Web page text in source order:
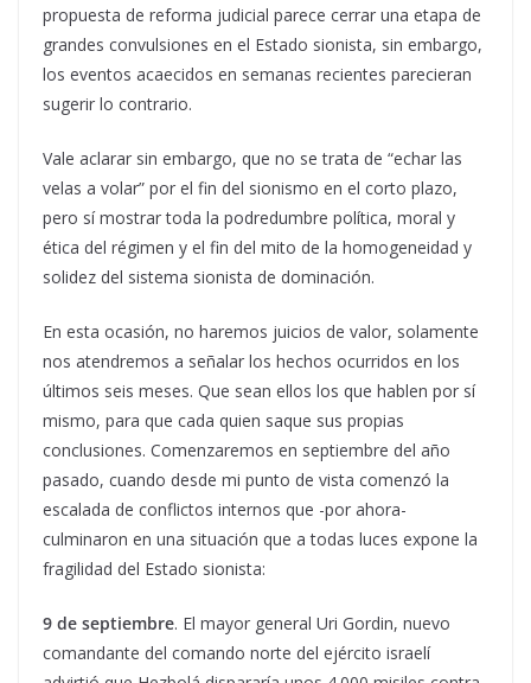
propuesta de reforma judicial parece cerrar una etapa de
grandes convulsiones en el Estado sionista, sin embargo,
los eventos acaecidos en semanas recientes parecieran
sugerir lo contrario.
Vale aclarar sin embargo, que no se trata de “echar las
velas a volar” por el fin del sionismo en el corto plazo,
pero sí mostrar toda la podredumbre política, moral y
ética del régimen y el fin del mito de la homogeneidad y
solidez del sistema sionista de dominación.
En esta ocasión, no haremos juicios de valor, solamente
nos atendremos a señalar los hechos ocurridos en los
últimos seis meses. Que sean ellos los que hablen por sí
mismo, para que cada quien saque sus propias
conclusiones. Comenzaremos en septiembre del año
pasado, cuando desde mi punto de vista comenzó la
escalada de conflictos internos que -por ahora-
culminaron en una situación que a todas luces expone la
fragilidad del Estado sionista:
9 de septiembre. El mayor general Uri Gordin, nuevo
comandante del comando norte del ejército israelí